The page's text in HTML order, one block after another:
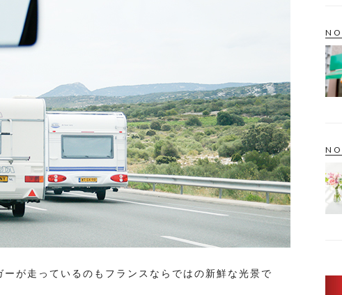
が走っているのもフランスならではの新鮮な光景で